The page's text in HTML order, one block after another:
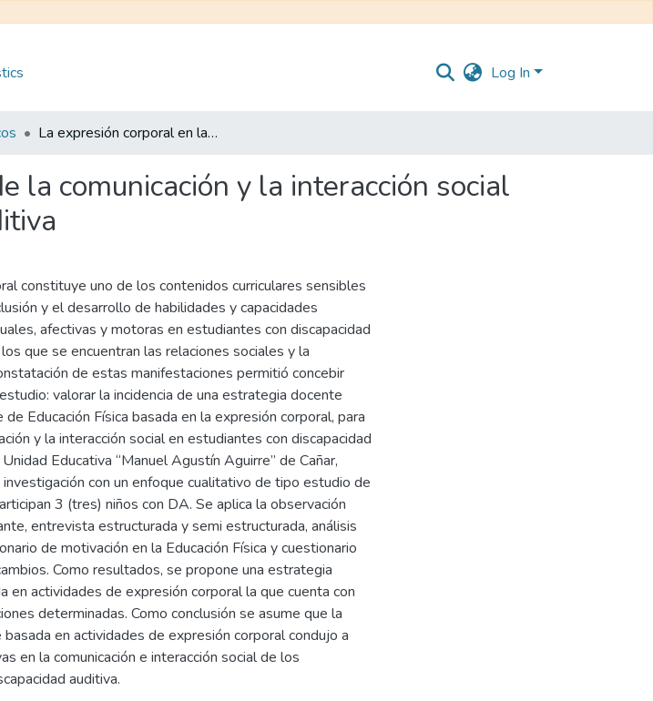
Log In
La expresión corporal en la mejora de la comunicación y la interacción social en estudiantes con discapacidad auditiva
la comunicación y la interacción social
constituye uno de los contenidos curriculares sensibles
y el desarrollo de habilidades y capacidades
afectivas y motoras en estudiantes con discapacidad
que se encuentran las relaciones sociales y la
de estas manifestaciones permitió concebir
valorar la incidencia de una estrategia docente
de Educación Física basada en la expresión corporal, para
y la interacción social en estudiantes con discapacidad
Educativa “Manuel Agustín Aguirre” de Cañar,
con un enfoque cualitativo de tipo estudio de
3 (tres) niños con DA. Se aplica la observación
entrevista estructurada y semi estructurada, análisis
de motivación en la Educación Física y cuestionario
Como resultados, se propone una estrategia
en actividades de expresión corporal la que cuenta con
determinadas. Como conclusión se asume que la
en actividades de expresión corporal condujo a
en la comunicación e interacción social de los
auditiva.